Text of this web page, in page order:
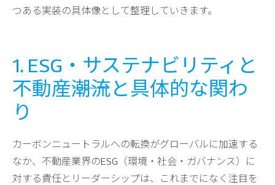
つある実装の具体像として整理していきます。
1. ESG・サステナビリティと
不動産――潮流と具体的な関わ
り
カーボンニュートラルへの転換がグローバルに加速する
なか、不動産業界のESG（環境・社会・ガバナンス）に
対する責任とリーダーシップは、これまでになく注目を